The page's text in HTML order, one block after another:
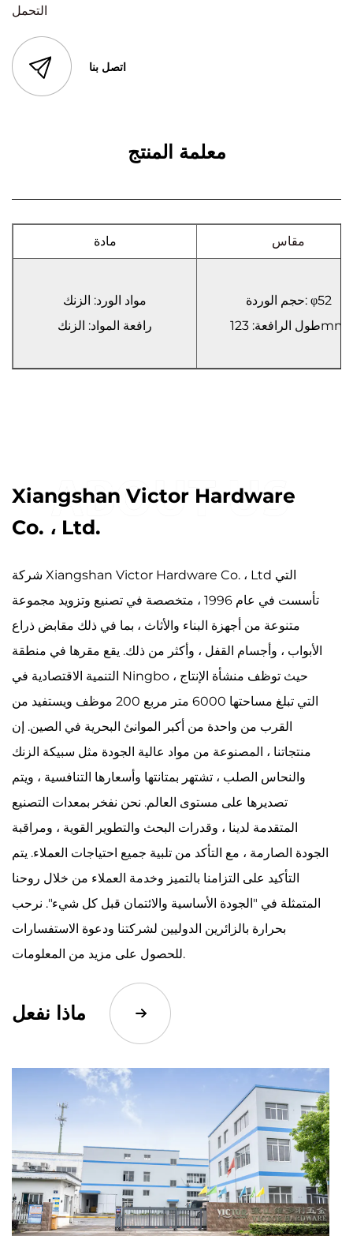
التحمل
اتصل بنا
معلمة المنتج
مادة مقاس
مواد الورد: الزنك
رافعة المواد: الزنك
حجم الوردة: φ52
طول الرافعة: 123mm
Xiangshan Victor Hardware
Co. ، Ltd.
شركة Xiangshan Victor Hardware Co. ، Ltd التي
تأسست في عام 1996 ، متخصصة في تصنيع وتزويد مجموعة
متنوعة من أجهزة البناء والأثاث ، بما في ذلك مقابض ذراع
الأبواب ، وأجسام القفل ، وأكثر من ذلك. يقع مقرها في منطقة
التنمية الاقتصادية في Ningbo ، حيث توظف منشأة الإنتاج
التي تبلغ مساحتها 6000 متر مربع 200 موظف ويستفيد من
القرب من واحدة من أكبر الموانئ البحرية في الصين. إن
منتجاتنا ، المصنوعة من مواد عالية الجودة مثل سبيكة الزنك
والنحاس الصلب ، تشتهر بمتانتها وأسعارها التنافسية ، ويتم
تصديرها على مستوى العالم. نحن نفخر بمعدات التصنيع
المتقدمة لدينا ، وقدرات البحث والتطوير القوية ، ومراقبة
الجودة الصارمة ، مع التأكد من تلبية جميع احتياجات العملاء. يتم
التأكيد على التزامنا بالتميز وخدمة العملاء من خلال روحنا
المتمثلة في "الجودة الأساسية والائتمان قبل كل شيء". نرحب
بحرارة بالزائرين الدوليين لشركتنا ودعوة الاستفسارات
للحصول على مزيد من المعلومات.
ماذا نفعل